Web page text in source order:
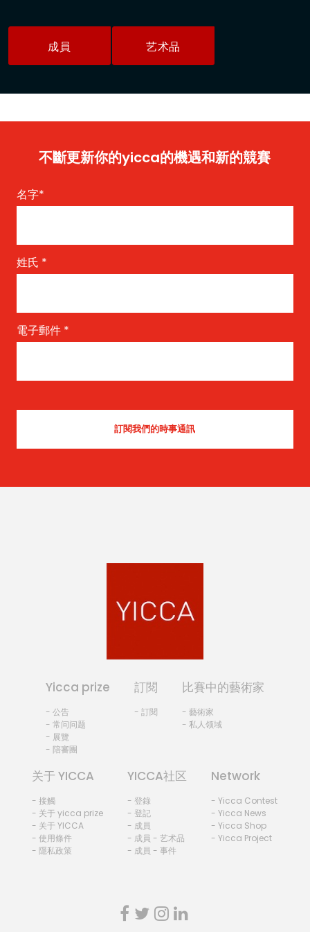
成員 艺术品
不斷更新你的yicca的機遇和新的競賽
名字*
姓氏 *
電子郵件 *
Yicca prize
- 公告
- 常问问题
- 展覽
- 陪審團
訂閱
- 訂閱
比賽中的藝術家
- 藝術家
- 私人领域
关于 YICCA
- 接觸
- 关于 yicca prize
- 关于 YICCA
- 使用條件
- 隱私政策
YICCA社区
- 登錄
- 登記
- 成員
- 成員 - 艺术品
- 成員 - 事件
Network
- Yicca Contest
- Yicca News
- Yicca Shop
- Yicca Project